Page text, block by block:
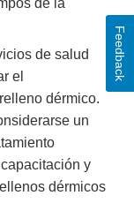
de la
de salud
el
dérmico.
un
y
dérmicos
Feedback